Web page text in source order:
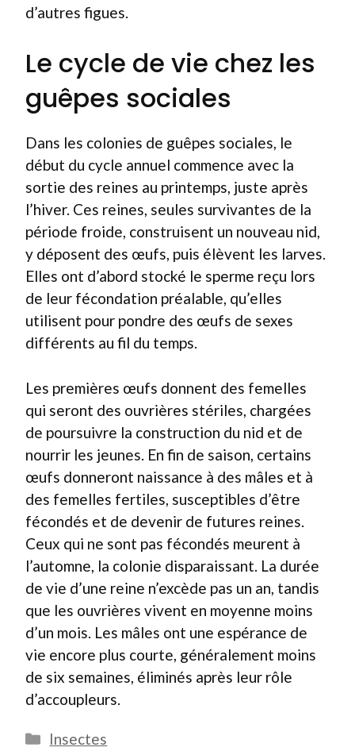
d’autres figues.
Le cycle de vie chez les
guêpes sociales
Dans les colonies de guêpes sociales, le
début du cycle annuel commence avec la
sortie des reines au printemps, juste après
l’hiver. Ces reines, seules survivantes de la
période froide, construisent un nouveau nid,
y déposent des œufs, puis élèvent les larves.
Elles ont d’abord stocké le sperme reçu lors
de leur fécondation préalable, qu’elles
utilisent pour pondre des œufs de sexes
différents au fil du temps.
Les premières œufs donnent des femelles
qui seront des ouvrières stériles, chargées
de poursuivre la construction du nid et de
nourrir les jeunes. En fin de saison, certains
œufs donneront naissance à des mâles et à
des femelles fertiles, susceptibles d’être
fécondés et de devenir de futures reines.
Ceux qui ne sont pas fécondés meurent à
l’automne, la colonie disparaissant. La durée
de vie d’une reine n’excède pas un an, tandis
que les ouvrières vivent en moyenne moins
d’un mois. Les mâles ont une espérance de
vie encore plus courte, généralement moins
de six semaines, éliminés après leur rôle
d’accoupleurs.
Catégories
Insectes